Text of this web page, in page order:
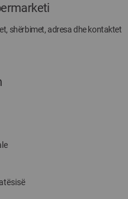
shërbimet, adresa dhe kontaktet